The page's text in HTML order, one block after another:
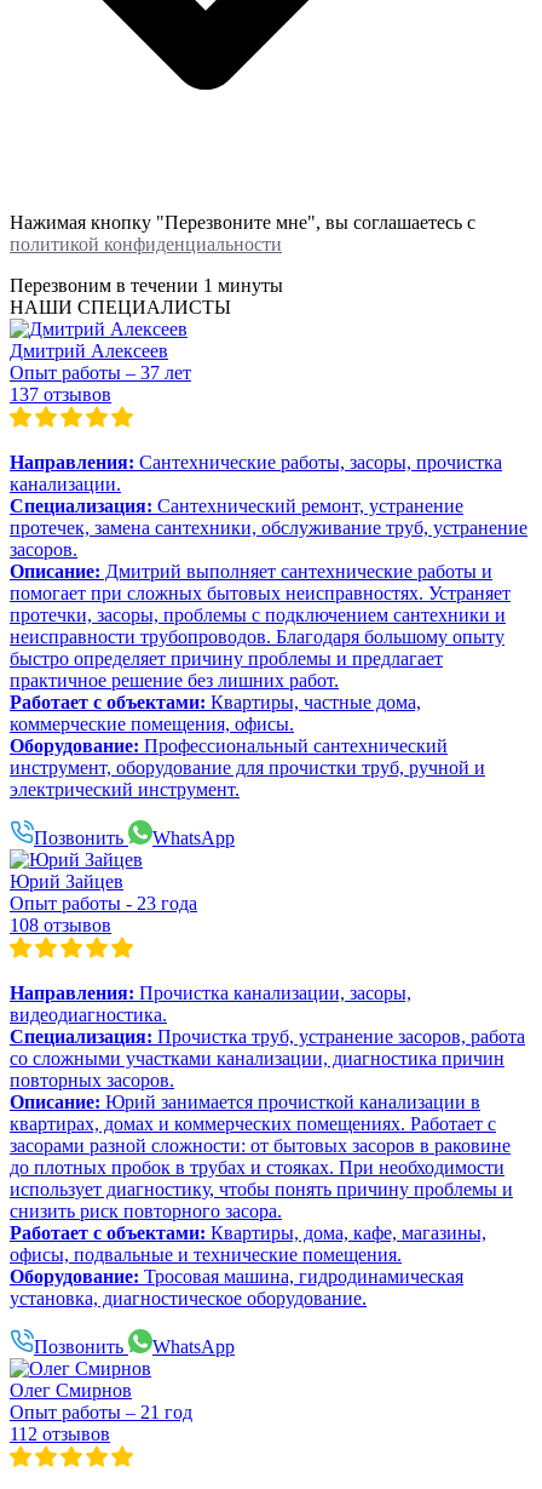
Нажимая кнопку "Перезвоните мне", вы соглашаетесь с
политикой конфиденциальности
Перезвоним в течении 1 минуты
НАШИ СПЕЦИАЛИСТЫ
Дмитрий Алексеев
Опыт работы – 37 лет
137 отзывов
Направления: Сантехнические работы, засоры, прочистка
канализации.
Специализация: Сантехнический ремонт, устранение
протечек, замена сантехники, обслуживание труб, устранение
засоров.
Описание: Дмитрий выполняет сантехнические работы и
помогает при сложных бытовых неисправностях. Устраняет
протечки, засоры, проблемы с подключением сантехники и
неисправности трубопроводов. Благодаря большому опыту
быстро определяет причину проблемы и предлагает
практичное решение без лишних работ.
Работает с объектами: Квартиры, частные дома,
коммерческие помещения, офисы.
Оборудование: Профессиональный сантехнический
инструмент, оборудование для прочистки труб, ручной и
электрический инструмент.
Позвонить WhatsApp
Юрий Зайцев
Опыт работы - 23 года
108 отзывов
Направления: Прочистка канализации, засоры,
видеодиагностика.
Специализация: Прочистка труб, устранение засоров, работа
со сложными участками канализации, диагностика причин
повторных засоров.
Описание: Юрий занимается прочисткой канализации в
квартирах, домах и коммерческих помещениях. Работает с
засорами разной сложности: от бытовых засоров в раковине
до плотных пробок в трубах и стояках. При необходимости
использует диагностику, чтобы понять причину проблемы и
снизить риск повторного засора.
Работает с объектами: Квартиры, дома, кафе, магазины,
офисы, подвальные и технические помещения.
Оборудование: Тросовая машина, гидродинамическая
установка, диагностическое оборудование.
Позвонить WhatsApp
Олег Смирнов
Опыт работы – 21 год
112 отзывов